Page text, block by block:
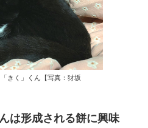
きく」くん【写真：犲坂
は形成される餅に興味